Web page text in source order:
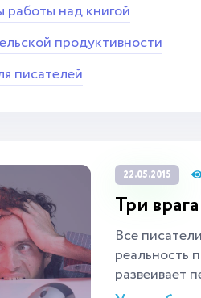
над книгой
продуктивности
писателей
22.05.2015
Три
Все
реальность
развеивает